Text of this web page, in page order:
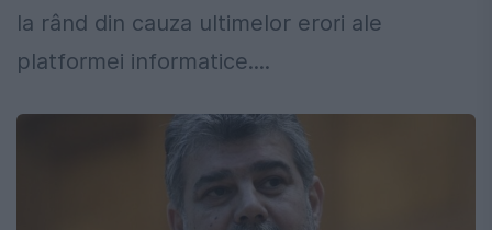
la rând din cauza ultimelor erori ale
platformei informatice....